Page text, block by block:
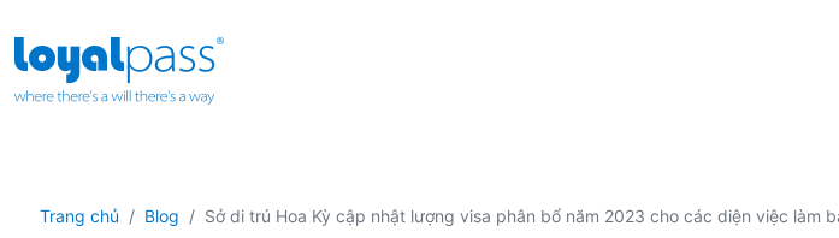
Trang chủ Blog Sở di trú Hoa Kỳ cập nhật lượng visa phân bổ năm 2023 cho các diện việc làm